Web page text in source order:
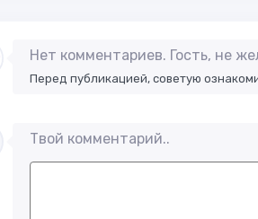
Нет комментариев. Гость, не
Перед публикацией, советую
Твой комментарий..